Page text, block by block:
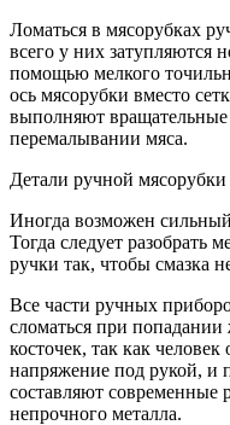
Ломаться в мясорубках
всего у них затупляются
помощью мелкого
ось мясорубки вместо
выполняют вращательные
перемалывании мяса.
Детали ручной мясорубки
Иногда возможен
Тогда следует разобрать
ручки так, чтобы смазка
Все части ручных
сломаться при
косточек, так как человек
напряжение под рукой, и
составляют современные
непрочного металла.